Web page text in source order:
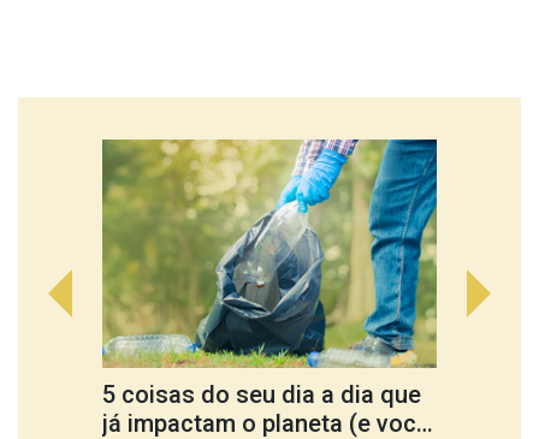
5 coisas do seu dia a dia que
já impactam o planeta (e você